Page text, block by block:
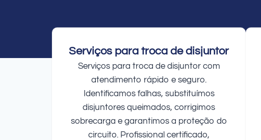
Serviços para troca de disjuntor
Serviços para troca de disjuntor com
atendimento rápido e seguro.
Identificamos falhas, substituímos
disjuntores queimados, corrigimos
sobrecarga e garantimos a proteção do
circuito. Profissional certificado,